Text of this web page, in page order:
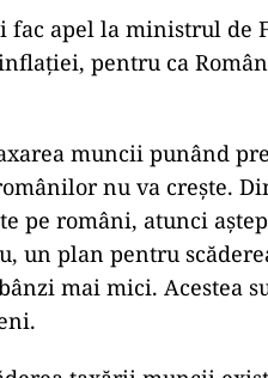
fac apel la ministrul de
pentru ca
muncii punând
nu va crește.
pe români, atunci
un plan pentru
mai mici. Acestea